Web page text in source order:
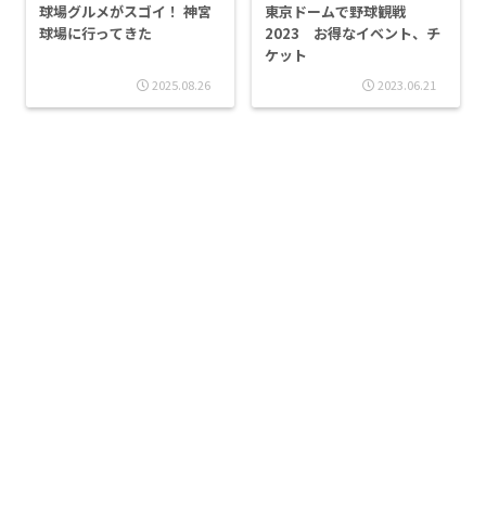
球場グルメがスゴイ！ 神宮
球場に行ってきた
2025.08.26
東京ドームで野球観戦
2023 お得なイベント、チ
ケット
2023.06.21